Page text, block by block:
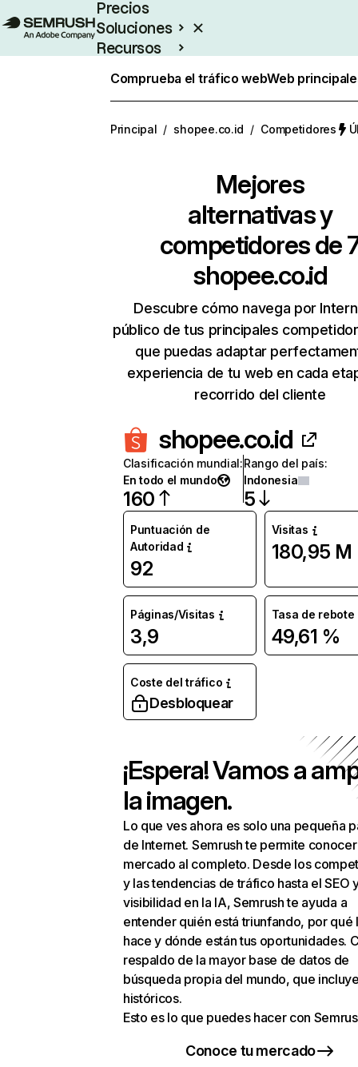
Precios
Soluciones
Recursos
Comprueba el tráfico webWeb
Principal / shopee.co.id / Competidores
Mejores
alternativas y
competidores de
shopee.co.id
Descubre cómo navega por
público de tus principales
que puedas adaptar
experiencia de tu web en cada
recorrido del cliente
shopee.co.id
Clasificación mundial:
En todo el mundo
160
Rango del país:
Indonesia
5
Puntuación de
Autoridad
92
Visitas
180,95 M
Páginas/Visitas
3,9
Tasa de rebote
49,61 %
Coste del tráfico
Desbloquear
¡Espera! Vamos a
la imagen.
Lo que ves ahora es solo una pequeña
de Internet. Semrush te permite
mercado al completo. Desde los
y las tendencias de tráfico hasta el SEO
visibilidad en la IA, Semrush te ayuda a
entender quién está triunfando, por qué
hace y dónde están tus oportunidades.
respaldo de la mayor base de datos de
búsqueda propia del mundo, que
históricos.
Esto es lo que puedes hacer con
Conoce tu mercado